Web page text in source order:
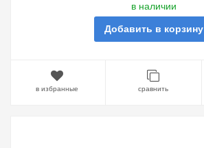
в наличии
Добавить в корзину
в избранные сравнить